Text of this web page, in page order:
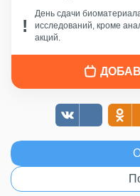
День сдачи
исследований, кроме
акций.